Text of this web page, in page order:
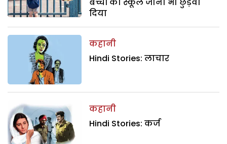
बच्चों का स्कूल जाना भी छुड़वा
दिया
कहानी
Hindi Stories: लाचार
कहानी
Hindi Stories: कर्ज